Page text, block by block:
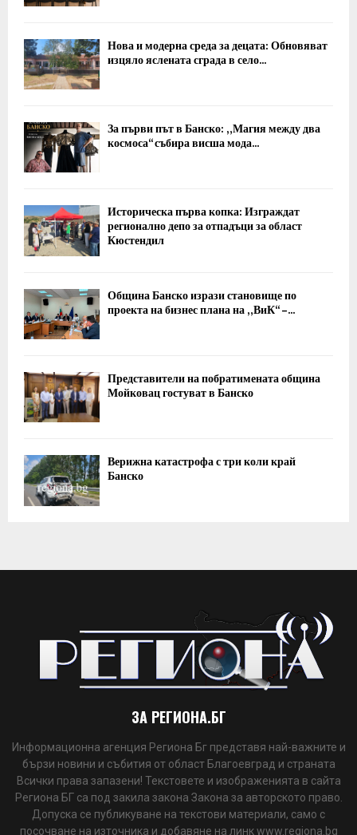
Нова и модерна среда за децата: Обновяват
изцяло яслената сграда в село...
За първи път в Банско: „Магия между два
космоса“ събира висша мода...
Историческа първа копка: Изграждат
регионално депо за отпадъци за област
Кюстендил
Община Банско изрази становище по
проекта на бизнес плана на „ВиК“ –...
Представители на побратимената община
Мойковац гостуват в Банско
Верижна катастрофа с три коли край
Банско
ЗА РЕГИОНА.БГ
Информационна агенция Региона Бг представя най-важните и
бързи новини и събития от област Благоевград и страната
Всички права запазени! Текстовете и изображенията в сайта
Региона БГ са под закила закона Закона за авторското право.
Допуска се публикуване на текстови материали, само с
посочване на източника и добавяне на линк www.regiona.bg